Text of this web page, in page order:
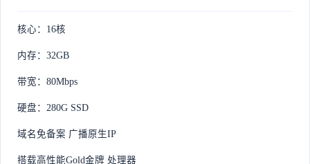
核心：16核
内存：32GB
带宽：80Mbps
硬盘：280G SSD
域名免备案 广播原生IP
搭载高性能Gold金牌 处理器